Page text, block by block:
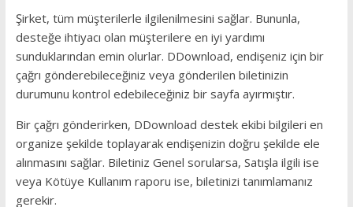
Şirket, tüm müşterilerle ilgilenilmesini sağlar. Bununla,
desteğe ihtiyacı olan müşterilere en iyi yardımı
sunduklarından emin olurlar. DDownload, endişeniz için bir
çağrı gönderebileceğiniz veya gönderilen biletinizin
durumunu kontrol edebileceğiniz bir sayfa ayırmıştır.
Bir çağrı gönderirken, DDownload destek ekibi bilgileri en
organize şekilde toplayarak endişenizin doğru şekilde ele
alınmasını sağlar. Biletiniz Genel sorularsa, Satışla ilgili ise
veya Kötüye Kullanım raporu ise, biletinizi tanımlamanız
gerekir.